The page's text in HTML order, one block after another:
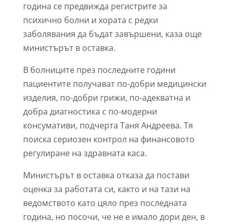
година се предвижда регистрите за
психично болни и хората с редки
заболявания да бъдат завършени, каза още
министърът в оставка.
В болниците през последните години
пациентите получават по-добри медицински
изделия, по-добри грижи, по-адекватна и
добра диагностика с по-модерни
консумативи, подчерта Таня Андреева. Тя
поиска сериозен контрол на финансовото
регулиране на здравната каса.
Министърът в оставка отказа да постави
оценка за работата си, както и на тази на
ведомството като цяло през последната
година, но посочи, че не е имало дори ден, в